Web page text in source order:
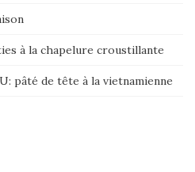
à la chapelure croustillante
pâté de tête à la vietnamienne